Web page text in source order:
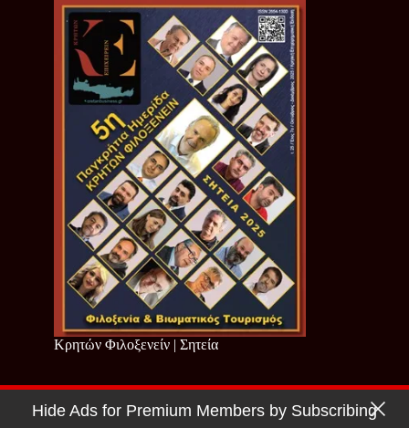
Κρητών Φιλοξενείν | Σητεία
Copyright © 2026 - Cretan Business | Κρητών Επιχειρείν
Hide Ads for Premium Members by Subscribing